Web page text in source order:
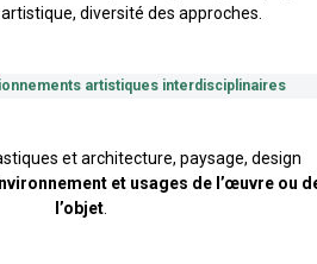
diversité des approches.
artistiques interdisciplinaires
et architecture, paysage, design
et usages de l’œuvre ou
l’objet